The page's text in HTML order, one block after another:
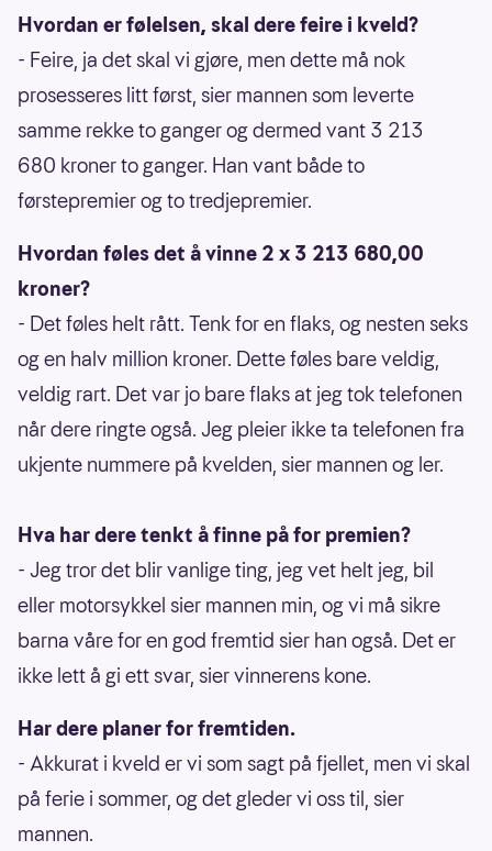
Hvordan er følelsen, skal dere feire i kveld?
- Feire, ja det skal vi gjøre, men dette må nok
prosesseres litt først, sier mannen som leverte
samme rekke to ganger og dermed vant 3 213
680 kroner to ganger. Han vant både to
førstepremier og to tredjepremier.
Hvordan føles det å vinne 2 x 3 213 680,00
kroner?
- Det føles helt rått. Tenk for en flaks, og nesten seks
og en halv million kroner. Dette føles bare veldig,
veldig rart. Det var jo bare flaks at jeg tok telefonen
når dere ringte også. Jeg pleier ikke ta telefonen fra
ukjente nummere på kvelden, sier mannen og ler.
Hva har dere tenkt å finne på for premien?
- Jeg tror det blir vanlige ting, jeg vet helt jeg, bil
eller motorsykkel sier mannen min, og vi må sikre
barna våre for en god fremtid sier han også. Det er
ikke lett å gi ett svar, sier vinnerens kone.
Har dere planer for fremtiden.
- Akkurat i kveld er vi som sagt på fjellet, men vi skal
på ferie i sommer, og det gleder vi oss til, sier
mannen.